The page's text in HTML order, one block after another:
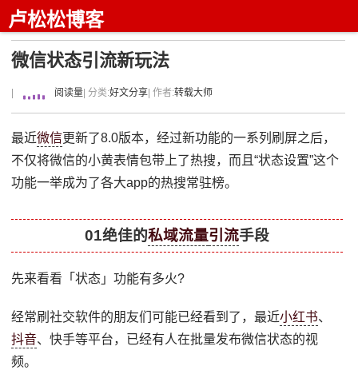
卢松松博客
微信状态引流新玩法
阅读量 | 分类:好文分享 | 作者:转载大师
最近微信更新了8.0版本，经过新功能的一系列刷屏之后，
不仅将微信的小黄表情包带上了热搜，而且“状态设置”这个
功能一举成为了各大app的热搜常驻榜。
01绝佳的私域流量引流手段
先来看看「状态」功能有多火?
经常刷社交软件的朋友们可能已经看到了，最近小红书、
抖音、快手等平台，已经有人在批量发布微信状态的视
频。